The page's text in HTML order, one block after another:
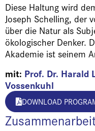
Diese Haltung wird
Joseph Schelling, der
über die Natur als
ökologischer Denker.
Akademie ist seinem
mit: Prof. Dr. Harald
Vossenkuhl
DOWNLOAD